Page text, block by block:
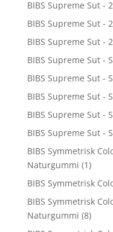
BIBS Supreme Sut -
BIBS Supreme Sut -
BIBS Supreme Sut -
BIBS Supreme Sut -
BIBS Supreme Sut -
BIBS Supreme Sut -
BIBS Supreme Sut -
BIBS Supreme Sut -
BIBS Symmetrisk
Naturgummi (1)
BIBS Symmetrisk
BIBS Symmetrisk
Naturgummi (8)